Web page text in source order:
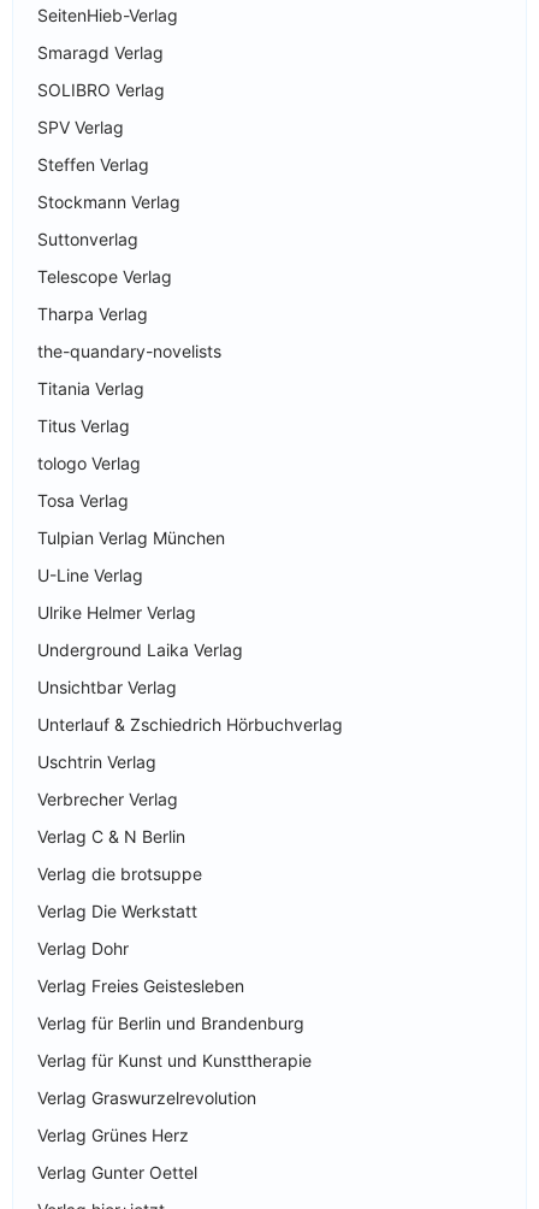
SeitenHieb-Verlag
Smaragd Verlag
SOLIBRO Verlag
SPV Verlag
Steffen Verlag
Stockmann Verlag
Suttonverlag
Telescope Verlag
Tharpa Verlag
the-quandary-novelists
Titania Verlag
Titus Verlag
tologo Verlag
Tosa Verlag
Tulpian Verlag München
U-Line Verlag
Ulrike Helmer Verlag
Underground Laika Verlag
Unsichtbar Verlag
Unterlauf & Zschiedrich Hörbuchverlag
Uschtrin Verlag
Verbrecher Verlag
Verlag C & N Berlin
Verlag die brotsuppe
Verlag Die Werkstatt
Verlag Dohr
Verlag Freies Geistesleben
Verlag für Berlin und Brandenburg
Verlag für Kunst und Kunsttherapie
Verlag Graswurzelrevolution
Verlag Grünes Herz
Verlag Gunter Oettel